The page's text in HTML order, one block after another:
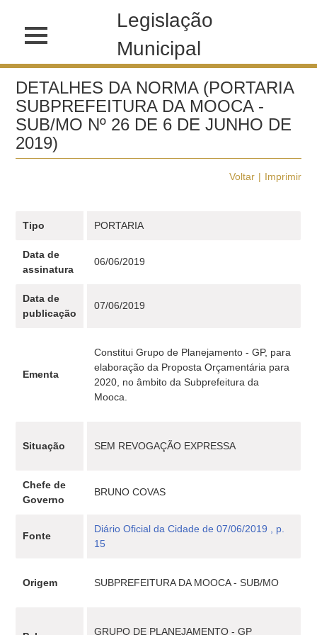
Legislação
Municipal
DETALHES DA NORMA (PORTARIA
SUBPREFEITURA DA MOOCA -
SUB/MO Nº 26 DE 6 DE JUNHO DE
2019)
Voltar Imprimir
Tipo PORTARIA
Data de
assinatura
06/06/2019
Data de
publicação
07/06/2019
Ementa
Constitui Grupo de Planejamento - GP, para
elaboração da Proposta Orçamentária para
2020, no âmbito da Subprefeitura da
Mooca.
Situação SEM REVOGAÇÃO EXPRESSA
Chefe de
Governo
BRUNO COVAS
Fonte
Diário Oficial da Cidade de 07/06/2019 , p.
15
Origem SUBPREFEITURA DA MOOCA - SUB/MO
GRUPO DE PLANEJAMENTO - GP